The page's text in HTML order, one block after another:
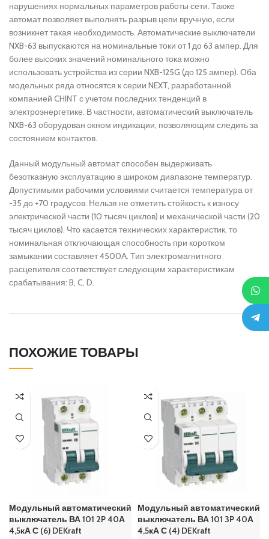
нарушениях нормальных параметров работы сети. Также
автомат позволяет выполнять разрыв цепи вручную, если
возникнет такая необходимость. Автоматические выключатели
NXB-63 выпускаются на номинальные токи от 1 до 63 ампер. Для
более высоких значений номинального тока можно
использовать устройства из серии NXB-125G (до 125 ампер). Оба
модельных ряда относятся к серии NEXT, разработанной
компанией CHINT с учетом последних тенденций в
электроэнергетике. В частности, автоматический выключатель
NXB-63 оборудован окном индикации, позволяющим следить за
состоянием контактов.
Данный модульный автомат способен выдерживать
безотказную эксплуатацию в широком диапазоне температур.
Допустимыми рабочими условиями считается температура от
-35 до +70 градусов. Нельзя не отметить стойкость к износу
электрической части (10 тысяч циклов) и механической части (20
тысяч циклов). Что касается технических характеристик, то
номинальная отключающая способность при коротком
замыкании составляет 4500А. Тип электромагнитного
расцепителя соответствует следующим характеристикам
срабатывания: B, C, D.
ПОХОЖИЕ ТОВАРЫ
Модульный автоматический
выключатель ВА 101 2P 40А
4,5кА С (6) DEKraft
Модульный автоматический
выключатель ВА 101 3P 40А
4,5кА С (4) DEKraft